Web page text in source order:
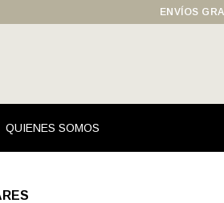
QUIENES SOMOS
ENVÍOS